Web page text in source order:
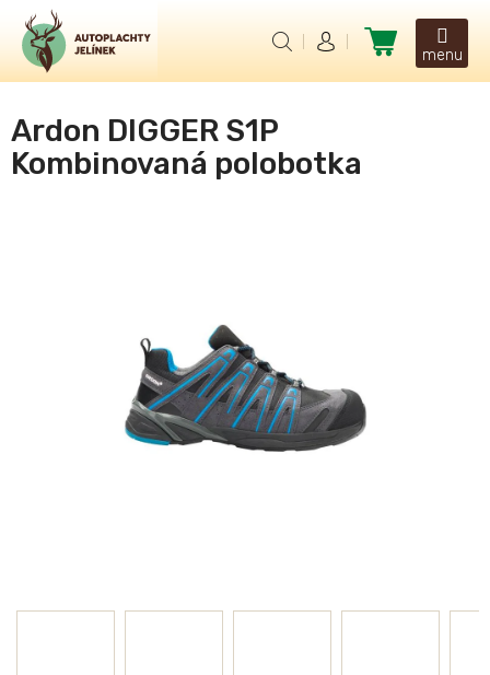
obsah
Nákupní
košík
Ardon DIGGER S1P
Kombinovaná polobotka